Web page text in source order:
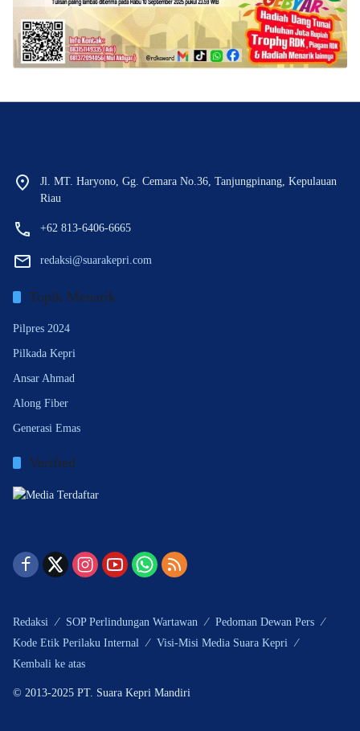
Jl. MT. Haryono, Gg. Cemara No.36, Tanjungpinang, Kepulauan
Riau
+62 813-6406-6665
redaksi@suarakepri.com
Topik Menarik
Pilpres 2024
Pilkada Kepri
Ansar Ahmad
Along Fiber
Generasi Emas
Verified
Redaksi SOP Perlindungan Wartawan
Pedoman Dewan Pers
Kode Etik Perilaku Internal
Visi-Misi Media Suara Kepri
Kembali ke atas
© 2013-2025 PT. Suara Kepri Mandiri